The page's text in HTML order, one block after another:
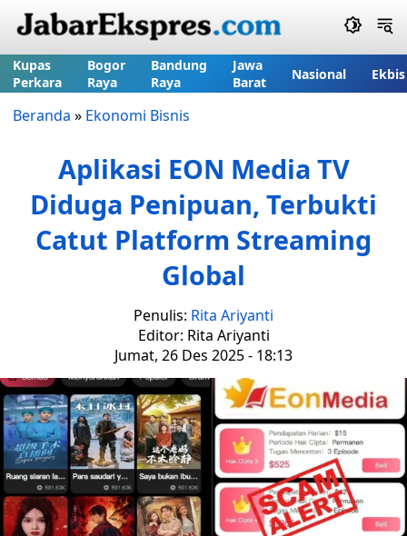
Kupas
Perkara
Bogor
Raya
Bandung
Raya
Jawa
Barat
Nasional Ekbis
Beranda » Ekonomi Bisnis
Aplikasi EON Media TV
Diduga Penipuan, Terbukti
Catut Platform Streaming
Global
Penulis: Rita Ariyanti
Editor: Rita Ariyanti
Jumat, 26 Des 2025 - 18:13